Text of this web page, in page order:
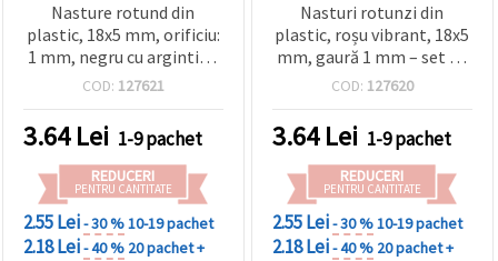
Nasture rotund din
plastic, 18x5 mm, orificiu:
1 mm, negru cu argintiu -
10 bucăți
COD: 127621
3.64Lei 1-9 pachet
REDUCERI
PENTRU CANTITATE
2.55 Lei- 30 %10-19 pachet
2.18 Lei- 40 % 20 pachet +
Nasturi rotunzi din
plastic, roșu vibrant, 18x5
mm, gaură 1 mm – set 10
bucăți, perfecți pentru
COD: 127620
3.64Lei 1-9 pachet
REDUCERI
PENTRU CANTITATE
2.55 Lei- 30 %10-19 pachet
2.18 Lei- 40 % 20 pachet +